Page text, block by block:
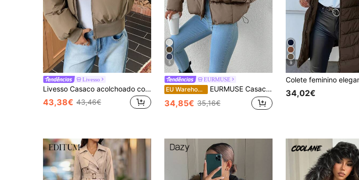
Livesso
Livesso Casaco acolchoado com capuz e gola de pele feminino casual, jaqueta outono/inverno
43,38€ 43,46€
5
EURMUSE
EU Warehouse EURMUSE Casaco feminino acolchoado, quente, de manga comprida, cor sólida, com zíper, adequado para uso diário, outono/inverno
34,85€ 35,16€
9
34,02€